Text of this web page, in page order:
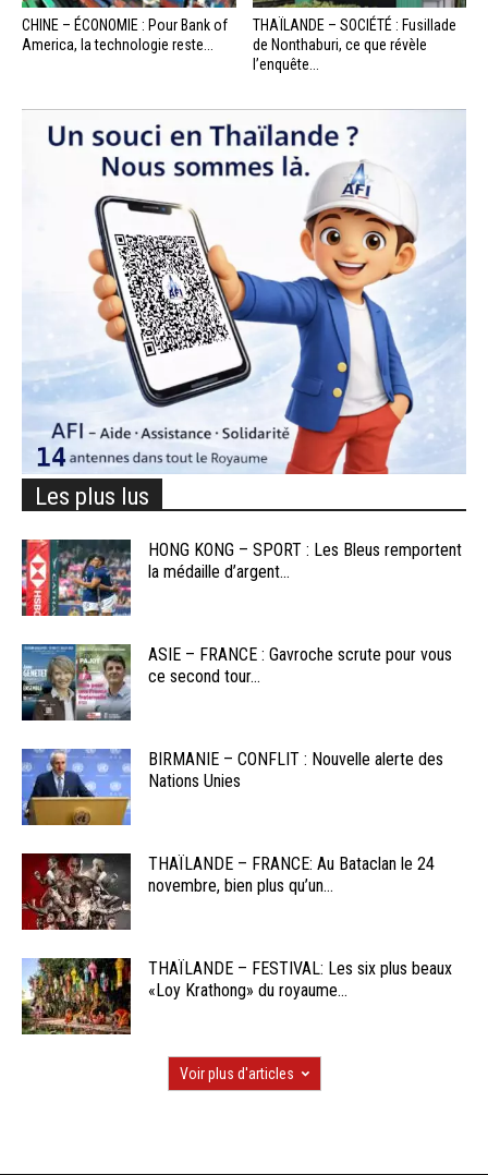
CHINE – ÉCONOMIE : Pour Bank of
America, la technologie reste...
THAÏLANDE – SOCIÉTÉ : Fusillade
de Nonthaburi, ce que révèle
l’enquête...
Les plus lus
HONG KONG – SPORT : Les Bleus remportent
la médaille d’argent...
ASIE – FRANCE : Gavroche scrute pour vous
ce second tour...
BIRMANIE – CONFLIT : Nouvelle alerte des
Nations Unies
THAÏLANDE – FRANCE: Au Bataclan le 24
novembre, bien plus qu’un...
THAÏLANDE – FESTIVAL: Les six plus beaux
«Loy Krathong» du royaume...
Voir plus d'articles